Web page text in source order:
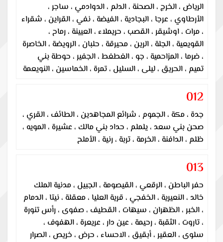
الرياض ، الخرج ، الصحنة ، الدلم ، الدوادمي ، ساجر ،
الأرطاوي ، عرجا ، البجادية ، الفيضة ، نفي ، القراين ، شقراء
، مرات ، اوشيقر ، القصب ، حريملاء ، العيينة ، رماح ،
القويعية ، الجلة ، الرين ، محيرقة ، حلبان ، الرويضة ، الخاصرة
، ضرما ، المزاحمية ، جو ، الغطغط ، الجفير ، حوطة بني
تميم ، الحريق ، ليلى ، السليل ، تمرة ، الخماسين ، النويعمة
012
جدة ، مكة ، الجموم ، شرائع المجاهدين ، الطائف ، القري ،
صحن بني سعد ، يلملم ، حداد بني مالك ، عشيرة ، المويه ،
ظلم ، الدافنة ، الخرمة ، تربة ، رنية ، الأملح
013
حفر الباطن ، الرقعي ، القيصومة ، الجبيل ، مدنية الملك
خالد ، النعيرية ، الخفجي ، قرية العليا ، معقلة ، نيتا ، الدمام
، الخبر ، الظهران ، سيهات ، القطيف ، صفوى ، رأس تنورة
، تاروت ، الثقبة ، رحيمة ، عين دار ، عريعرة ، الهفوف ،
سلوى ، العقير ، أبقيق ، الاحساء ، حرض ، خريص ، الصرار